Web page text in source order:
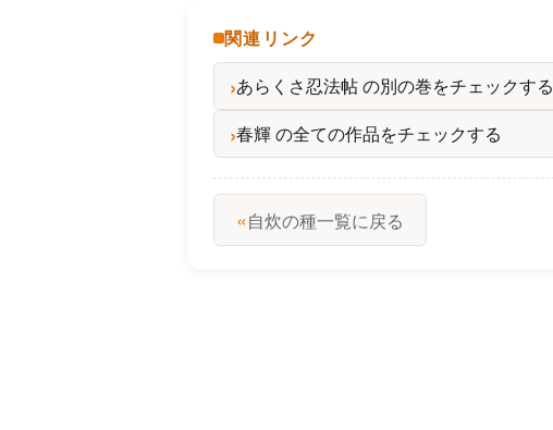
関連リンク
あらくさ忍法帖 の別の巻をチェックする
春輝 の全ての作品をチェックする
«自炊の種一覧に戻る